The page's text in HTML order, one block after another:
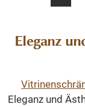
Eleganz
Eleganz und